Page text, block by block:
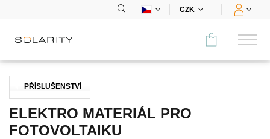
CZK
Porovnat
KATEGORIE
Panely
PŘÍSLUŠENSTVÍ
ELEKTRO MATERIÁL PRO
FOTOVOLTAIKU